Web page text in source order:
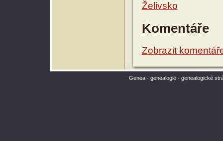
Želivsko
Komentáře
Zobrazit
Genea - genealogie - genealogické